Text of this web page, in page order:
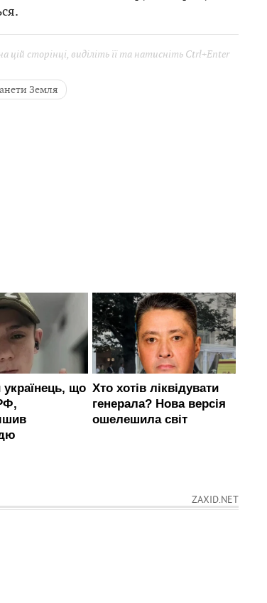
цій сторінці, виділіть її та натисніть Ctrl+Enter
Земля
ZAXID.NET